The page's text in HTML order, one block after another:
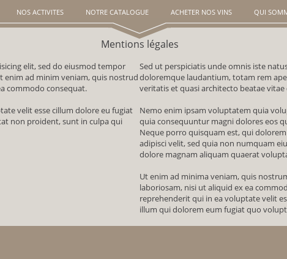
NOS ACTIVITES NOTRE CATALOGUE ACHETER NOS VINS QUI
Mentions légales
elit, sed do eiusmod tempor
enim ad minim veniam, quis nostrud
commodo consequat.
velit esse cillum dolore eu fugiat
non proident, sunt in culpa qui
Sed ut perspiciatis unde omnis iste
doloremque laudantium, totam rem
veritatis et quasi architecto beatae
Nemo enim ipsam voluptatem quia
quia consequuntur magni dolores eos
Neque porro quisquam est, qui
adipisci velit, sed quia non numquam
dolore magnam aliquam quaerat
Ut enim ad minima veniam, quis
laboriosam, nisi ut aliquid ex ea
reprehenderit qui in ea voluptate velit
illum qui dolorem eum fugiat quo